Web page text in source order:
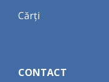
Cărți
CONTACT